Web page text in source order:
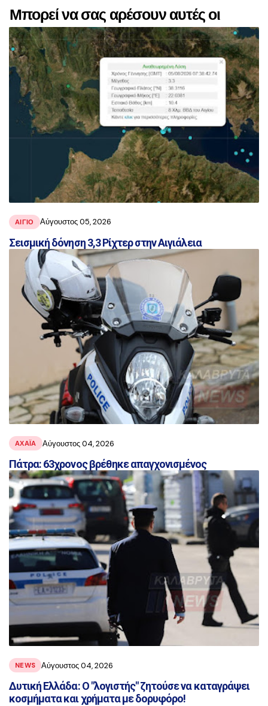
Μπορεί να σας αρέσουν αυτές οι
αναρτήσεις
ΑΙΓΙΟ Αύγουστος 05, 2026
Σεισμική δόνηση 3,3 Ρίχτερ στην Αιγιάλεια
ΑΧΑΪ́Α Αύγουστος 04, 2026
Πάτρα: 63χρονος βρέθηκε απαγχονισμένος
NEWS Αύγουστος 04, 2026
Δυτική Ελλάδα: Ο "λογιστής" ζητούσε να καταγράψει
κοσμήματα και χρήματα με δορυφόρο!